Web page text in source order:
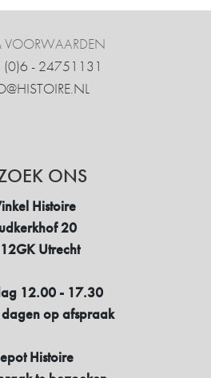
VOORWAARDEN
- 24751131
ONS
Histoire
20
Utrecht
12.00 - 17.30
op afspraak
Histoire